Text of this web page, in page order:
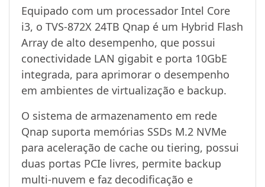
Equipado com um processador Intel Core
i3, o TVS-872X 24TB Qnap é um Hybrid Flash
Array de alto desempenho, que possui
conectividade LAN gigabit e porta 10GbE
integrada, para aprimorar o desempenho
em ambientes de virtualização e backup.
O sistema de armazenamento em rede
Qnap suporta memórias SSDs M.2 NVMe
para aceleração de cache ou tiering, possui
duas portas PCIe livres, permite backup
multi-nuvem e faz decodificação e